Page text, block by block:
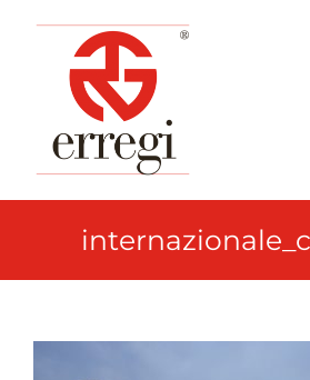
content